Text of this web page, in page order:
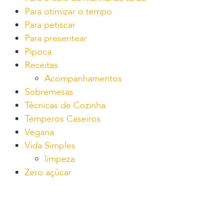
Para otimizar o tempo
Para petiscar
Para presentear
Pipoca
Receitas
Acompanhamentos
Sobremesas
Técnicas de Cozinha
Temperos Caseiros
Vegana
Vida Simples
limpeza
Zero açúcar